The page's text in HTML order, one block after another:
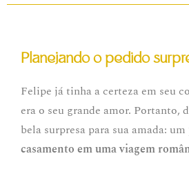
Planejando o pedido
Felipe já tinha a certeza em seu
era o seu grande amor. Portanto,
bela surpresa para sua amada: um
casamento em uma viagem